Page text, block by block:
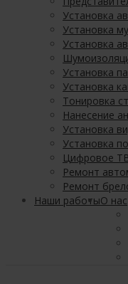
Установка
Установка
Установка
Установка
Установка
Тонировка
Нанесение
Установка
Установка
Цифровое
Ремонт
Ремонт
Наши работыО нас